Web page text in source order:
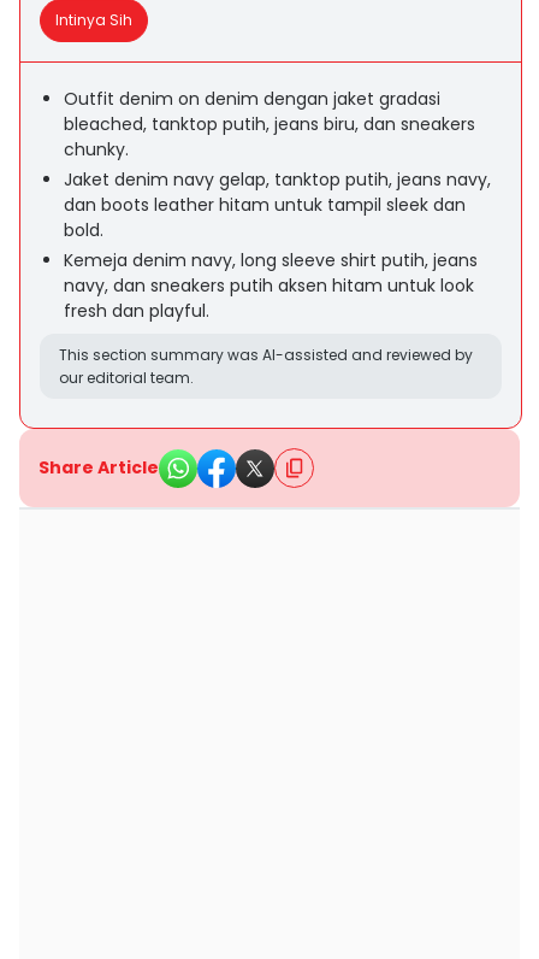
Intinya Sih
Outfit denim on denim dengan jaket gradasi
bleached, tanktop putih, jeans biru, dan sneakers
chunky.
Jaket denim navy gelap, tanktop putih, jeans navy,
dan boots leather hitam untuk tampil sleek dan
bold.
Kemeja denim navy, long sleeve shirt putih, jeans
navy, dan sneakers putih aksen hitam untuk look
fresh dan playful.
This section summary was AI-assisted and reviewed by
our editorial team.
Share Article